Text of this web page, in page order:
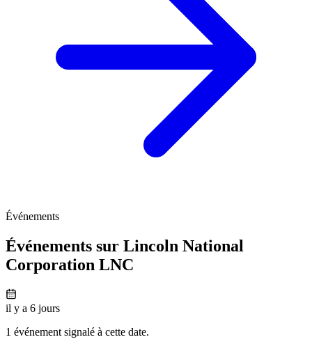
Événements
Événements sur Lincoln National
Corporation LNC
il y a 6 jours
1 événement signalé à cette date.